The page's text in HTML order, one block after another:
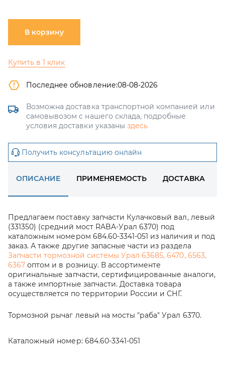
В корзину
Купить в 1 клик
Последнее обновление:08-08-2026
Возможна доставка транспортной компанией или
самовывозом с нашего склада, подробные
условия доставки указаны здесь
Получить консультацию онлайн
ОПИСАНИЕ ПРИМЕНЯЕМОСТЬ ДОСТАВКА
Предлагаем поставку запчасти Кулачковый вал, левый
(331350) (средний мост RABA-Урал 6370) под
каталожным номером 684.60-3341-051 из наличия и под
заказ. А также другие запасные части из раздела
Запчасти тормозной системы Урал 63685, 6470, 6563,
6367 оптом и в розницу. В ассортименте
оригинальные запчасти, сертифицированные аналоги,
а также импортные запчасти. Доставка товара
осуществляется по территории России и СНГ.
Тормозной рычаг левый на мосты "раба" Урал 6370.
Каталожный номер: 684.60-3341-051